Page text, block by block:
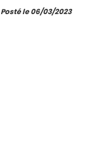
Posté le 06/03/2023